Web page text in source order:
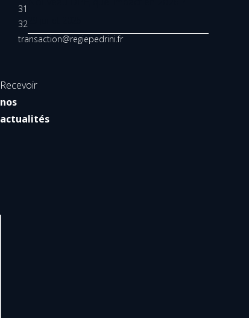
31
32
transaction@regiepedrini.fr
Recevoir
nos
actualités